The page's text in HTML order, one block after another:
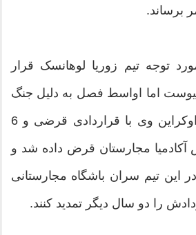
توجه تیم زوریا لوهانسک قرار
اما اواسط فصل به دلیل جنگ
دو کشور روسیه و اوکراین وی با قراردادی قرضی و 6
آکادمیا مجارستان قرض داده شد و
این تیم سران باشگاه مجارستانی
را دو سال دیگر تمدید کنند.